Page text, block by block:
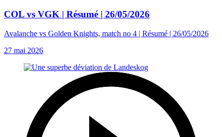
COL vs VGK | Résumé | 26/05/2026
Avalanche vs Golden Knights, match no 4 | Résumé | 26/05/2026
27 mai 2026